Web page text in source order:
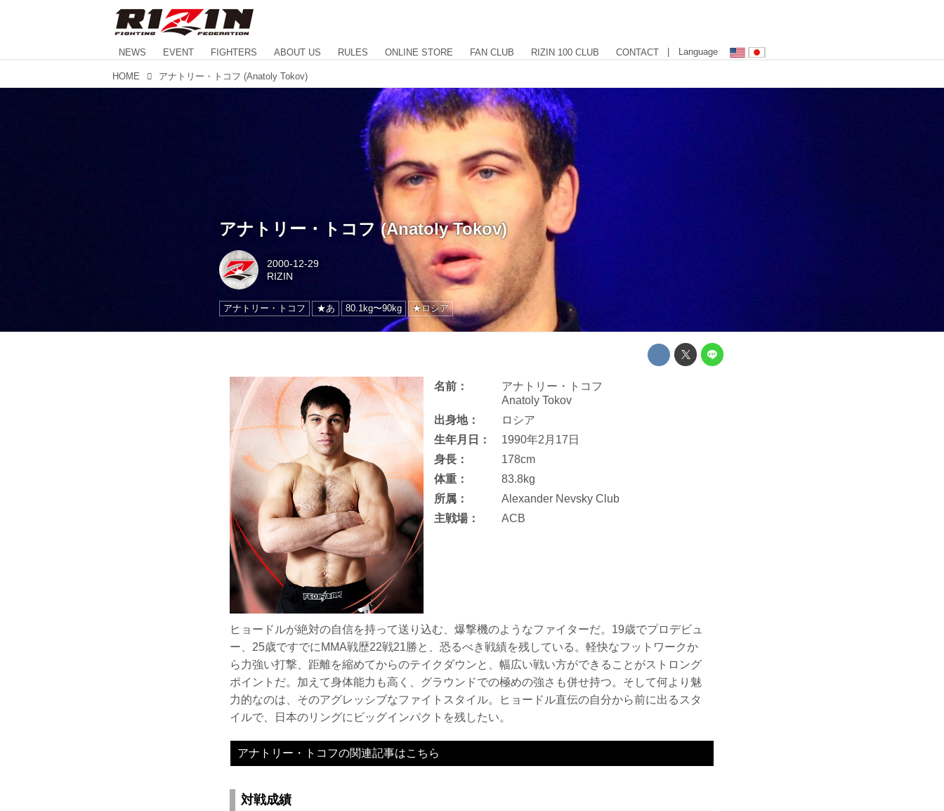
NEWS EVENT FIGHTERS ABOUT US RULES ONLINE STORE FAN CLUB RIZIN 100 CLUB CONTACT | Language
HOME アナトリー・トコフ (Anatoly Tokov)
アナトリー・トコフ (Anatoly Tokov)
2000-12-29
RIZIN
アナトリー・トコフ ★あ 80.1kg〜90kg ★ロシア
名前：
アナトリー・トコフ
Anatoly Tokov
出身地：
ロシア
生年月日：
1990年2月17日
身長：
178cm
体重：
83.8kg
所属：
Alexander Nevsky Club
主戦場：
ACB
ヒョードルが絶対の自信を持って送り込む、爆撃機のようなファイターだ。19歳でプロデビュ
ー、25歳ですでにMMA戦歴22戦21勝と、恐るべき戦績を残している。軽快なフットワークか
ら力強い打撃、距離を縮めてからのテイクダウンと、幅広い戦い方ができることがストロング
ポイントだ。加えて身体能力も高く、グラウンドでの極めの強さも併せ持つ。そして何より魅
力的なのは、そのアグレッシブなファイトスタイル。ヒョードル直伝の自分から前に出るスタ
イルで、日本のリングにビッグインパクトを残したい。
アナトリー・トコフの関連記事はこちら
対戦成績